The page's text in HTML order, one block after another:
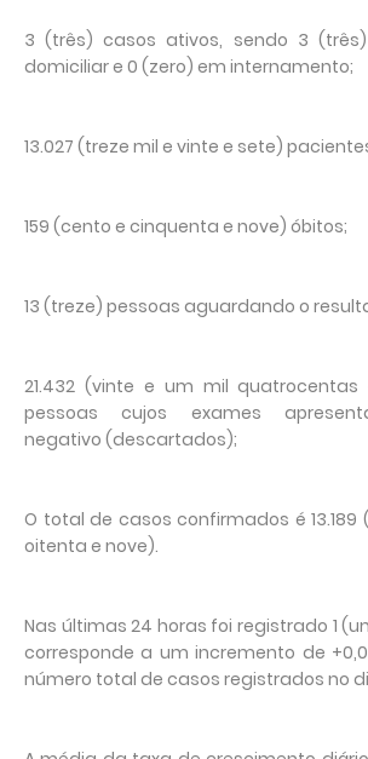
3 (três) casos ativos, sendo 3
domiciliar e 0 (zero) em internamento;
13.027 (treze mil e vinte e sete)
159 (cento e cinquenta e nove) óbitos;
13 (treze) pessoas aguardando o
21.432 (vinte e um mil
pessoas cujos exames
negativo (descartados);
O total de casos confirmados é
oitenta e nove).
Nas últimas 24 horas foi registrado 1
corresponde a um incremento de
número total de casos registrados no